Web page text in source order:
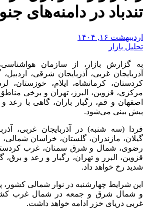
تندباد در دامنه‌های
اردیبهشت ۱۶, ۱۴۰۴
تحلیل بازار
به گزارش بازار، از سازمان
آذربایجان غربی، آذربایجان شرقی،
کردستان، کرمانشاه، ایلام، خوزستان،
مرکزی، قزوین، البرز، تهران و برخی
اصفهان و قم، رگبار باران، گاهی با
پیش بینی می‌شود.
فردا (سه شنبه) در آذربایجان غربی،
گیلان، مازندران، گلستان، خراسان
رضوی، شمال و شرق سمنان، غرب
قزوین، البرر و تهران، رگبار و رعد و
شدید رخ خواهد داد.
این شرایط چهارشنبه در نوار شمالی
و شمال شرق و جمعه در شمال غرب
غربی دریای خزر ادامه خواهد داشت.